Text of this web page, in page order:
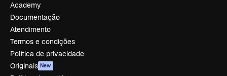
Academy
Documentação
Atendimento
Termos e condições
Política de privacidade
Originais New